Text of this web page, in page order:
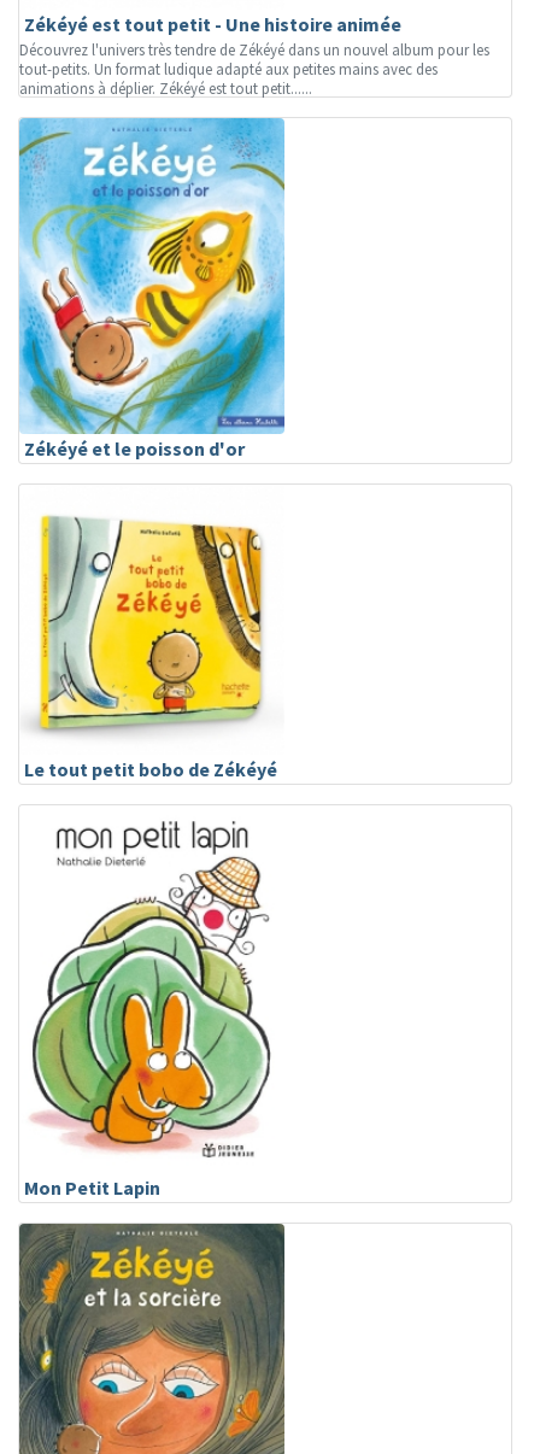
Zékéyé est tout petit - Une histoire animée
Découvrez l'univers très tendre de Zékéyé dans un nouvel album pour les
tout-petits. Un format ludique adapté aux petites mains avec des
animations à déplier. Zékéyé est tout petit......
Zékéyé et le poisson d'or
Le tout petit bobo de Zékéyé
Mon Petit Lapin